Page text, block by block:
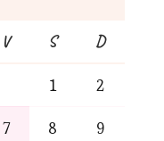
V S D
1 2
7 8 9